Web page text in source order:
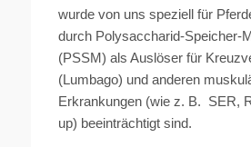
wurde von uns speziell für
durch Polysaccharid-Speicher-
(PSSM) als Auslöser für
(Lumbago) und anderen
Erkrankungen (wie z. B. SER,
up) beeinträchtigt sind.